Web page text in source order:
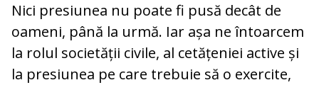
Nici presiunea nu poate fi pusă decât de
oameni, până la urmă. Iar așa ne întoarcem
la rolul societății civile, al cetățeniei active și
la presiunea pe care trebuie să o exercite,